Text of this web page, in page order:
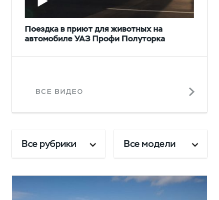
Поездка в приют для животных на
автомобиле УАЗ Профи Полуторка
ВСЕ ВИДЕО
Все рубрики Все модели